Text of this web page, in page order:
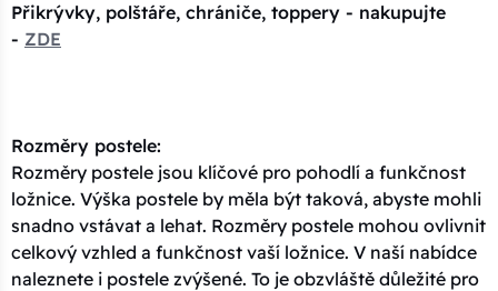
Přikrývky, polštáře, chrániče, toppery - nakupujte
- ZDE
Rozměry postele:
Rozměry postele jsou klíčové pro pohodlí a funkčnost
ložnice. Výška postele by měla být taková, abyste mohli
snadno vstávat a lehat. Rozměry postele mohou ovlivnit
celkový vzhled a funkčnost vaší ložnice. V naší nabídce
naleznete i postele zvýšené. To je obzvláště důležité pro